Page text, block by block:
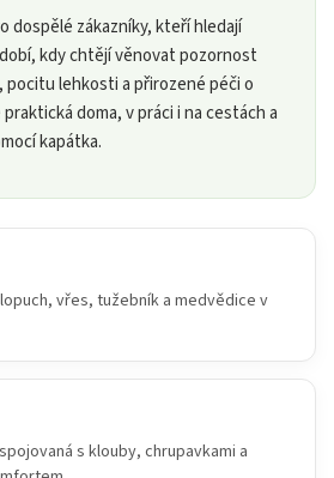
dospělé zákazníky, kteří hledají
kdy chtějí věnovat pozornost
lehkosti a přirozené péči o
doma, v práci i na cestách a
kapátka.
vřes, tužebník a medvědice v
s klouby, chrupavkami a